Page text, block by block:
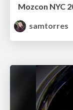
Mozcon NYC
samtorres